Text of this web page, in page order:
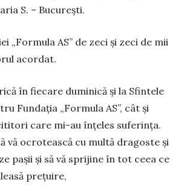
S. – București.
„Formula AS” de zeci și zeci de mii
acordat.
în fiecare duminică și la Sfintele
Fundația „For­mula AS”, cât și
care mi-au înțeles suferința.
vă ocro­tească cu multă dragoste și
pașii și să vă sprijine în tot ceea ce
prețuire,